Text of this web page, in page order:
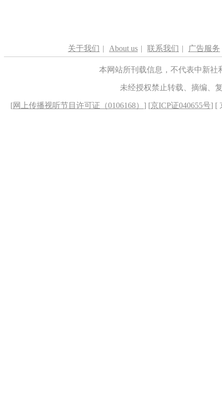
关于我们 | About us | 联系我们 | 广告服务
本网站所刊载信息，不代表中新
未经授权禁止转载、摘编、
[网上传播视听节目许可证（0106168） ] [京ICP证040655号] [